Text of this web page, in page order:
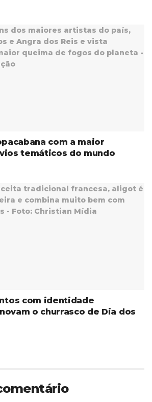
com a maior
temáticos do mundo
com identidade
o churrasco de Dia dos